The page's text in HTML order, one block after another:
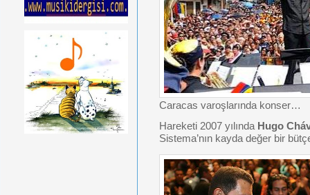
Caracas varoşlarında konser…
Hareketi 2007 yılında Hugo
Sistema’nın kayda değer bir